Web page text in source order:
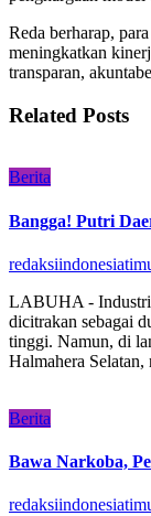
Reda berharap,
meningkatkan
transparan,
Related Posts
Berita
Bangga! Putri
LABUHA - Industri
dicitrakan sebagai
tinggi. Namun, di
Halmahera
Berita
Bawa Narkoba,